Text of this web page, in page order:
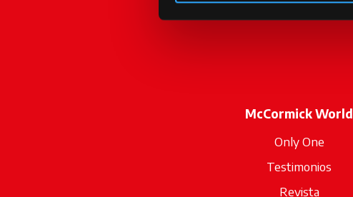
McCormick World
Only One
Testimonios
Revista